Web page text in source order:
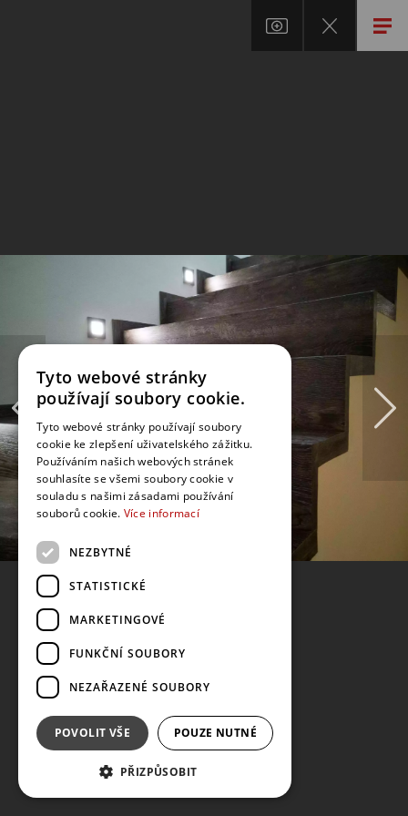
Tyto webové stránky
používají soubory cookie.
Tyto webové stránky používají soubory
cookie ke zlepšení uživatelského zážitku.
Používáním našich webových stránek
souhlasíte se všemi soubory cookie v
souladu s našimi zásadami používání
souborů cookie. Více informací
NEZBYTNÉ
STATISTICKÉ
MARKETINGOVÉ
FUNKČNÍ SOUBORY
NEZAŘAZENÉ SOUBORY
POVOLIT VŠE POUZE NUTNÉ
PŘIZPŮSOBIT